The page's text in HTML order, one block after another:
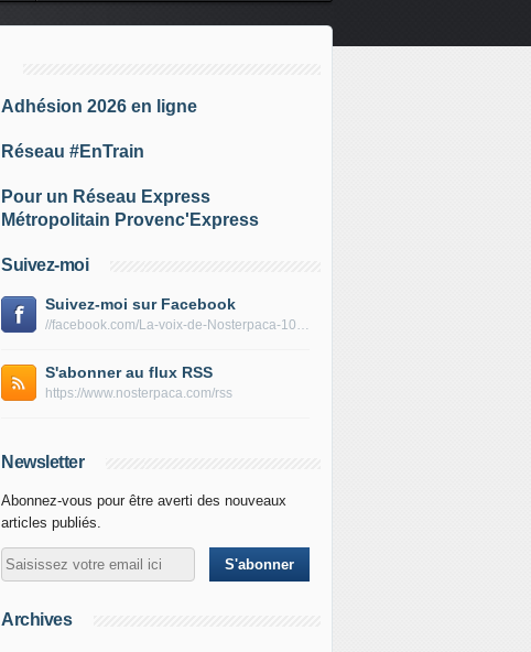
Adhésion 2026 en ligne
Réseau #EnTrain
Pour un Réseau Express
Métropolitain Provenc'Express
Suivez-moi
Suivez-moi sur Facebook
//facebook.com/La-voix-de-Nosterpaca-106434384284735
S'abonner au flux RSS
https://www.nosterpaca.com/rss
Newsletter
Abonnez-vous pour être averti des nouveaux
articles publiés.
Archives